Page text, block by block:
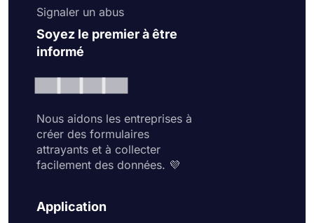
Signaler un abus
Soyez le premier à être
informé
Nous aidons les entreprises à
créer des formulaires
attrayants et à collecter
facilement des données. 💜
Application